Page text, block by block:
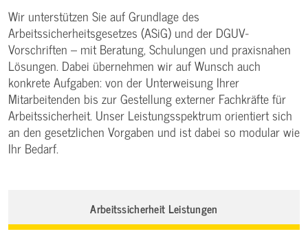
Wir unterstützen Sie auf Grundlage des
Arbeitssicherheitsgesetzes (ASiG) und der DGUV-
Vorschriften – mit Beratung, Schulungen und praxisnahen
Lösungen. Dabei übernehmen wir auf Wunsch auch
konkrete Aufgaben: von der Unterweisung Ihrer
Mitarbeitenden bis zur Gestellung externer Fachkräfte für
Arbeitssicherheit. Unser Leistungsspektrum orientiert sich
an den gesetzlichen Vorgaben und ist dabei so modular wie
Ihr Bedarf.
Arbeitssicherheit Leistungen